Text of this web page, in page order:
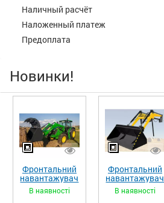
Наличный расчёт
Наложенный платеж
Предоплата
Новинки!
Фронтальний
навантажувач
«STRONG XL»
В наявності
Фронтальний
навантажувач
«STRONG»
В наявності